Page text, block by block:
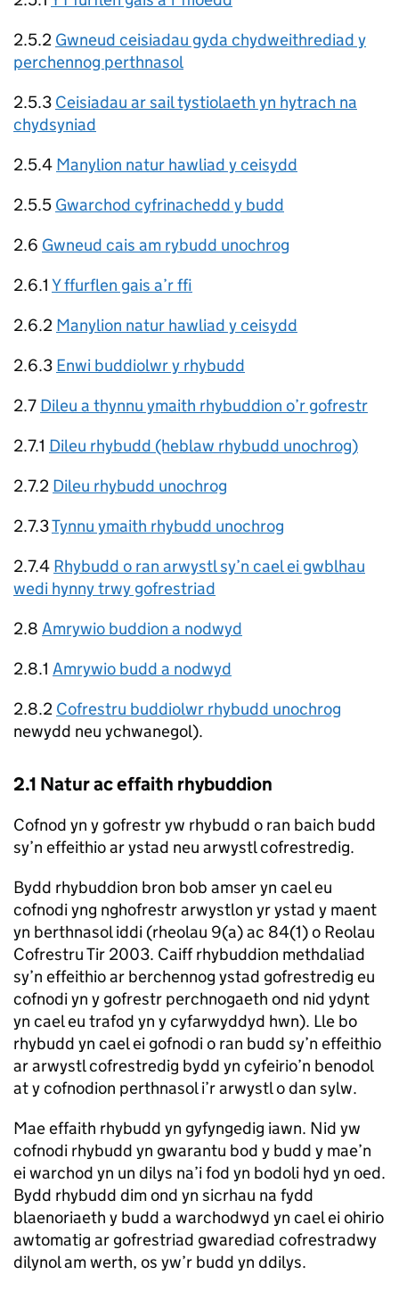
2.5.2 Gwneud ceisiadau gyda chydweithrediad y
perchennog perthnasol
2.5.3 Ceisiadau ar sail tystiolaeth yn hytrach na
chydsyniad
2.5.4 Manylion natur hawliad y ceisydd
2.5.5 Gwarchod cyfrinachedd y budd
2.6 Gwneud cais am rybudd unochrog
2.6.1 Y ffurflen gais a’r ffi
2.6.2 Manylion natur hawliad y ceisydd
2.6.3 Enwi buddiolwr y rhybudd
2.7 Dileu a thynnu ymaith rhybuddion o’r gofrestr
2.7.1 Dileu rhybudd (heblaw rhybudd unochrog)
2.7.2 Dileu rhybudd unochrog
2.7.3Tynnu ymaith rhybudd unochrog
2.7.4 Rhybudd o ran arwystl sy’n cael ei gwblhau
wedi hynny trwy gofrestriad
2.8 Amrywio buddion a nodwyd
2.8.1 Amrywio budd a nodwyd
2.8.2 Cofrestru buddiolwr rhybudd unochrog
newydd neu ychwanegol).
2.1 Natur ac effaith rhybuddion
Cofnod yn y gofrestr yw rhybudd o ran baich budd
sy’n effeithio ar ystad neu arwystl cofrestredig.
Bydd rhybuddion bron bob amser yn cael eu
cofnodi yng nghofrestr arwystlon yr ystad y maent
yn berthnasol iddi (rheolau 9(a) ac 84(1) o Reolau
Cofrestru Tir 2003. Caiff rhybuddion methdaliad
sy’n effeithio ar berchennog ystad gofrestredig eu
cofnodi yn y gofrestr perchnogaeth ond nid ydynt
yn cael eu trafod yn y cyfarwyddyd hwn). Lle bo
rhybudd yn cael ei gofnodi o ran budd sy’n effeithio
ar arwystl cofrestredig bydd yn cyfeirio’n benodol
at y cofnodion perthnasol i’r arwystl o dan sylw.
Mae effaith rhybudd yn gyfyngedig iawn. Nid yw
cofnodi rhybudd yn gwarantu bod y budd y mae’n
ei warchod yn un dilys na’i fod yn bodoli hyd yn oed.
Bydd rhybudd dim ond yn sicrhau na fydd
blaenoriaeth y budd a warchodwyd yn cael ei ohirio
awtomatig ar gofrestriad gwarediad cofrestradwy
dilynol am werth, os yw’r budd yn ddilys.